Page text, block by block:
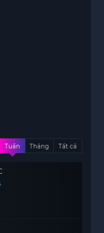
Tuần Tháng Tất cả